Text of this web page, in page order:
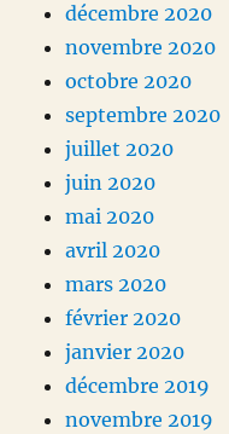
décembre 2020
novembre 2020
octobre 2020
septembre 2020
juillet 2020
juin 2020
mai 2020
avril 2020
mars 2020
février 2020
janvier 2020
décembre 2019
novembre 2019